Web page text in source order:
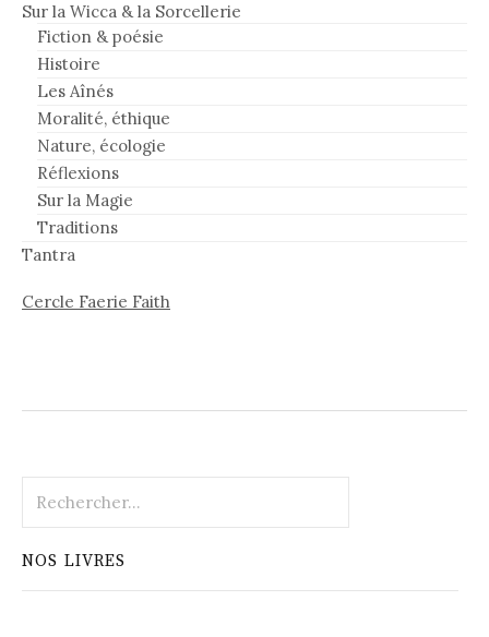
Sur la Wicca & la Sorcellerie
Fiction & poésie
Histoire
Les Aînés
Moralité, éthique
Nature, écologie
Réflexions
Sur la Magie
Traditions
Tantra
Cercle Faerie Faith
NOS LIVRES